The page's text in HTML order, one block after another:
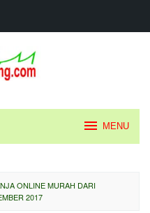
MENU
ONLINE MURAH DARI
2017